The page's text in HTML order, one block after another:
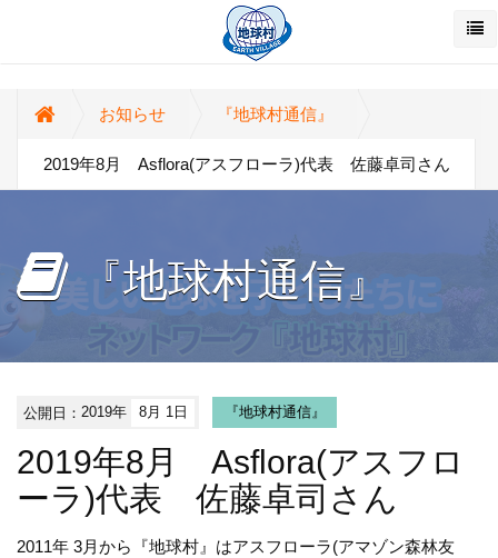
お知らせ 『地球村通信』
2019年8月 Asflora(アスフローラ)代表 佐藤卓司さん
『地球村通信』
公開日：2019年 8月 1日 『地球村通信』
2019年8月 Asflora(アスフロ
ーラ)代表 佐藤卓司さん
2011年 3月から『地球村』はアスフローラ(アマゾン森林友